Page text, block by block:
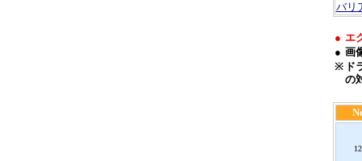
バリ
● エ
● 画
※ ド
の